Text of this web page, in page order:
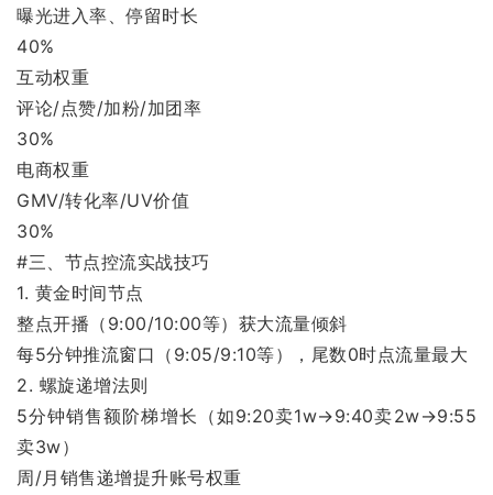
曝光进入率、停留时长
40%
互动权重
评论/点赞/加粉/加团率
30%
电商权重
GMV/转化率/UV价值
30%
#三、节点控流实战技巧
1. 黄金时间节点
整点开播（9:00/10:00等）获大流量倾斜
每5分钟推流窗口（9:05/9:10等），尾数0时点流量最大
2. 螺旋递增法则
5分钟销售额阶梯增长（如9:20卖1w→9:40卖2w→9:55
卖3w）
周/月销售递增提升账号权重